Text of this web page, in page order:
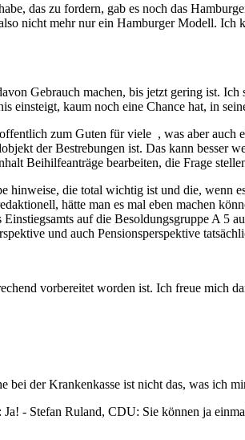
das zu fordern, gab es noch das
nicht mehr nur ein Hamburger Modell.
Gebrauch machen, bis jetzt gering ist.
einsteigt, kaum noch eine Chance hat, in
zum Guten für viele , was aber
der Bestrebungen ist. Das kann besser
Beihilfeanträge bearbeiten, die Frage
hinweise, die total wichtig ist und die, wenn
hätte man es mal eben machen
auf die Besoldungsgruppe A 5
und auch Pensionsperspektive
vorbereitet worden ist. Ich freue mich
bei der Krankenkasse ist nicht das, was ich
- Stefan Ruland, CDU: Sie können ja